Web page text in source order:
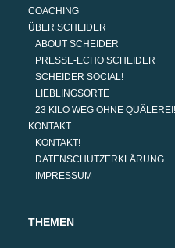
COACHING
ÜBER SCHEIDER
ABOUT SCHEIDER
PRESSE-ECHO SCHEIDER
SCHEIDER SOCIAL!
LIEBLINGSORTE
23 KILO WEG OHNE QUÄLEREI!
KONTAKT
KONTAKT!
DATENSCHUTZERKLÄRUNG
IMPRESSUM
THEMEN